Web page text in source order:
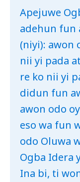
Apejuwe
adehun fun
(niyi): awon
nii yi pada
re ko nii yi
didun fun
awon odo
eso wa fun
odo Oluwa
Ogba Idera
Ina bi, ti